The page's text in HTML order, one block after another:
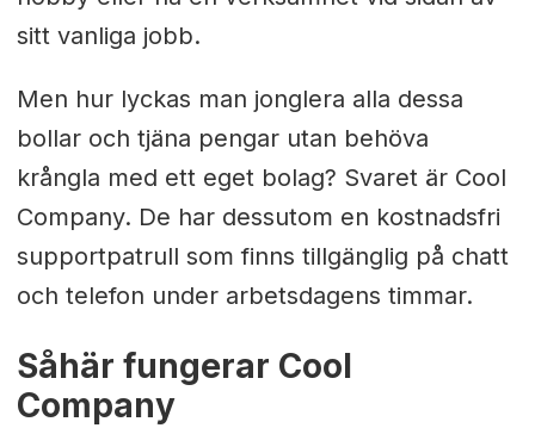
sitt vanliga jobb.
Men hur lyckas man jonglera alla dessa
bollar och tjäna pengar utan behöva
krångla med ett eget bolag? Svaret är Cool
Company. De har dessutom en kostnadsfri
supportpatrull som finns tillgänglig på chatt
och telefon under arbetsdagens timmar.
Såhär fungerar Cool
Company